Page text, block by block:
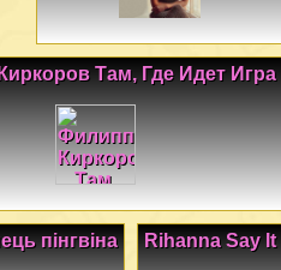
Там, Где Идет Игра
Rihanna Say It
пiнгвiна